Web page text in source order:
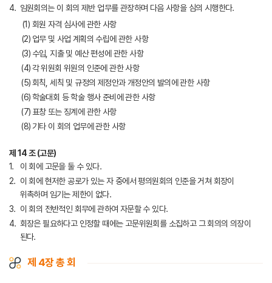
임원회의는 이 회의 제반 업무를 관장하며 다음 사항을 심의 시행한다.
회원 자격 심사에 관한 사항
업무 및 사업 계획의 수립에 관한 사항
수입, 지출 및 예산 편성에 관한 사항
각 위원회 위원의 인준에 관한 사항
회칙, 세칙 및 규정의 제정안과 개정안의 발의에 관한 사항
학술대회 등 학술 행사 준비에 관한 사항
표창 또는 징계에 관한 사항
기타 이 회의 업무에 관한 사항
제 14 조 (고문)
이 회에 고문을 둘 수 있다.
이 회에 현저한 공로가 있는 자 중에서 평의원회의 인준을 거쳐 회장이
위촉하며 임기는 제한이 없다.
이 회의 전반적인 회무에 관하여 자문할 수 있다.
회장은 필요하다고 인정할 때에는 고문위원회를 소집하고 그 회의의 의장이
된다.
제 4장 총 회